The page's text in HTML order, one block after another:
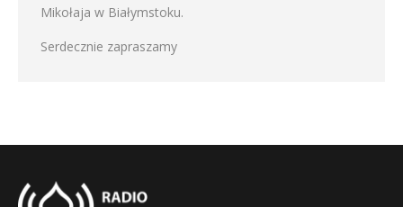
Mikołaja w Białymstoku.
Serdecznie zapraszamy